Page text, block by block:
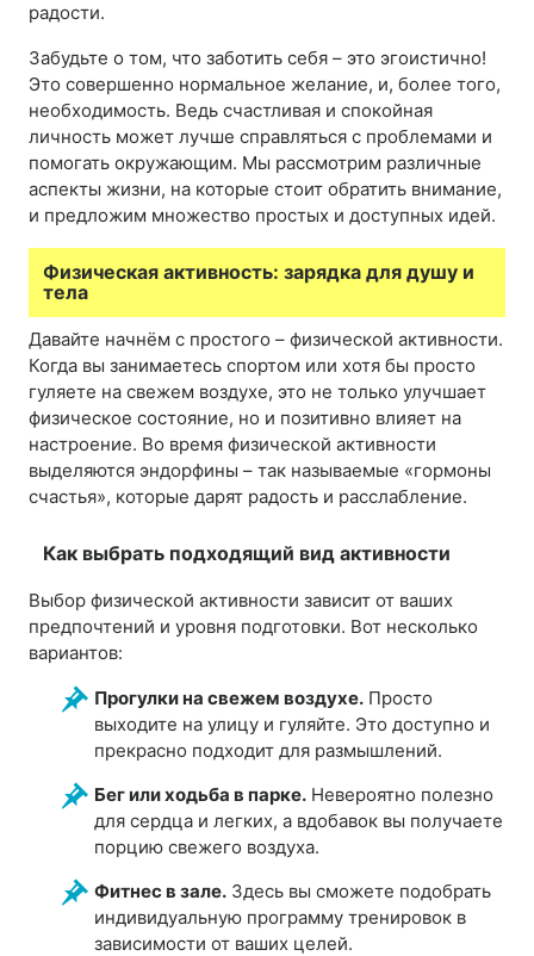
радости.
Забудьте о том, что заботить себя – это эгоистично!
Это совершенно нормальное желание, и, более того,
необходимость. Ведь счастливая и спокойная
личность может лучше справляться с проблемами и
помогать окружающим. Мы рассмотрим различные
аспекты жизни, на которые стоит обратить внимание,
и предложим множество простых и доступных идей.
Физическая активность: зарядка для душу и
тела
Давайте начнём с простого – физической активности.
Когда вы занимаетесь спортом или хотя бы просто
гуляете на свежем воздухе, это не только улучшает
физическое состояние, но и позитивно влияет на
настроение. Во время физической активности
выделяются эндорфины – так называемые «гормоны
счастья», которые дарят радость и расслабление.
Как выбрать подходящий вид активности
Выбор физической активности зависит от ваших
предпочтений и уровня подготовки. Вот несколько
вариантов:
Прогулки на свежем воздухе. Просто
выходите на улицу и гуляйте. Это доступно и
прекрасно подходит для размышлений.
Бег или ходьба в парке. Невероятно полезно
для сердца и легких, а вдобавок вы получаете
порцию свежего воздуха.
Фитнес в зале. Здесь вы сможете подобрать
индивидуальную программу тренировок в
зависимости от ваших целей.